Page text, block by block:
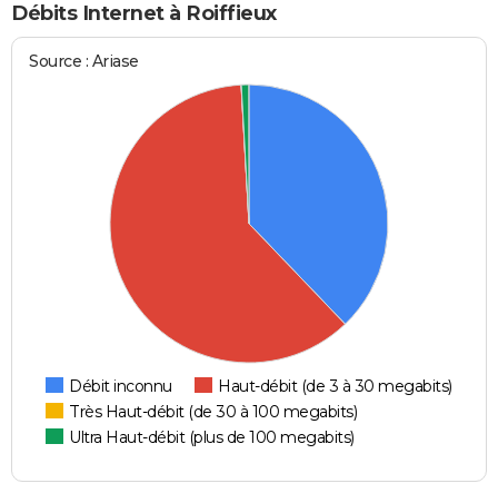
Bricolage
Lifestyle
Culture
Sport
Auto
Television
Voyage
Cinema
Débits Internet à Roiffieux
Source : Ariase
Débit inconnu
Haut-débit (de 3 à 30 megabits)
Très Haut-débit (de 30 à 100 megabits)
Ultra Haut-débit (plus de 100 megabits)